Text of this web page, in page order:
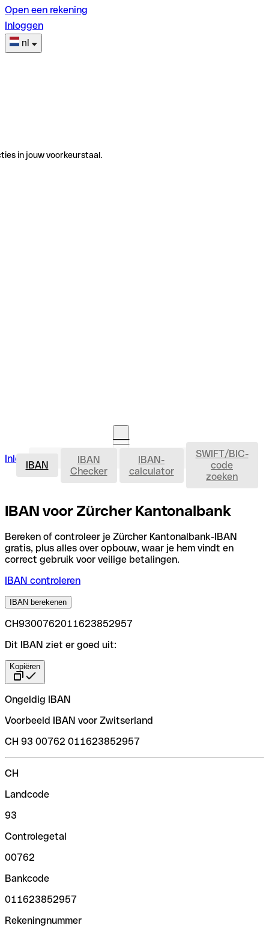
Open een rekening
Inloggen
nl
in jouw voorkeurstaal.
Inloggen Rekening openen IBAN
IBAN
IBAN
Checker
IBAN-
calculator
SWIFT/BIC-
code
zoeken
IBAN voor Zürcher Kantonalbank
Bereken of controleer je Zürcher Kantonalbank-IBAN
gratis, plus alles over opbouw, waar je hem vindt en
correct gebruik voor veilige betalingen.
IBAN controleren
IBAN berekenen
CH9300762011623852957
Dit IBAN ziet er goed uit:
Kopiëren
Ongeldig IBAN
Voorbeeld IBAN voor Zwitserland
CH 93 00762 011623852957
CH
Landcode
93
Controlegetal
00762
Bankcode
011623852957
Rekeningnummer